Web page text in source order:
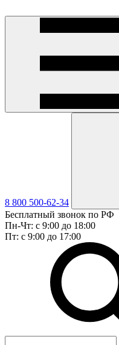
8 800 500-62-34
Бесплатный звонок по РФ
Пн-Чт: с 9:00 до 18:00
Пт: с 9:00 до 17:00